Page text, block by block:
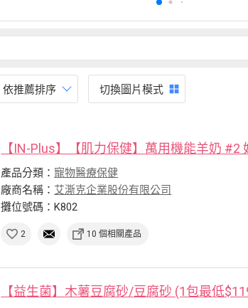
依推薦排序 切換圖片模式
【IN-Plus】【肌力保健】萬用機能羊奶
產品分類：寵物醫療保健
廠商名稱： 艾澌克企業股份有限公司
攤位號碼：K802
2 10 個相關產品
【益生菌】木薯豆腐砂/豆腐砂 (1包最低